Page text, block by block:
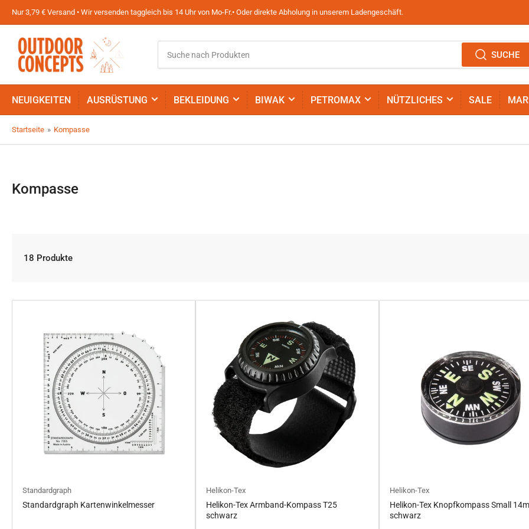
Nur 3,79 € Versand • Wir versenden taggleich bis 14 Uhr von Mo-Fr.• Oder direkte Abholung in unserem Ladengeschäft.
nach
Produkten
SUCHE
NEUIGKEITEN AUSRÜSTUNG BEKLEIDUNG BIWAK PETROMAX NÜTZLICHES SALE
Startseite » Kompasse
Kompasse
18 Produkte
Standardgraph
Standardgraph Kartenwinkelmesser
Helikon-Tex
Helikon-Tex Armband-Kompass T25
schwarz
Helikon-Tex
Helikon-Tex Knopfkompass Small
schwarz